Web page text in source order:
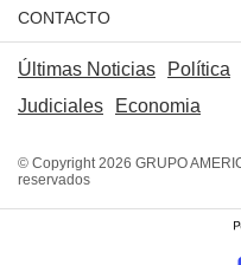
CONTACTO
Últimas Noticias Política
Judiciales
Economia
© Copyright 2026 GRUPO
reservados